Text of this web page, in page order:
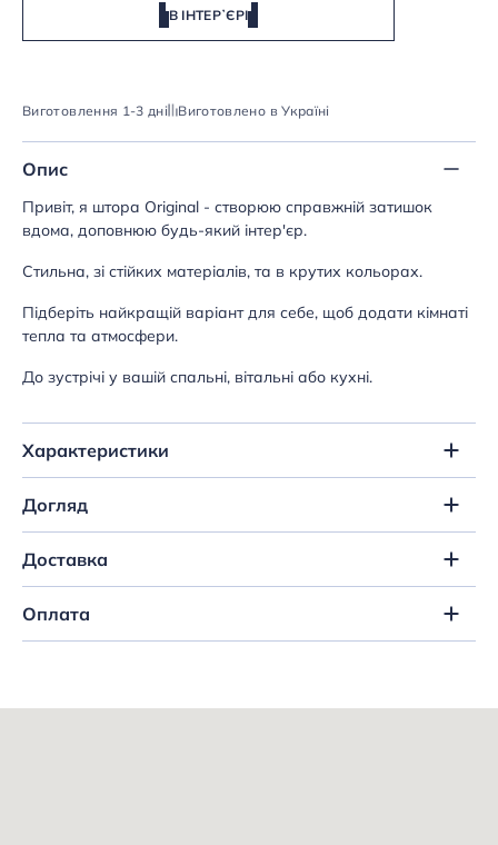
В ІНТЕРʼЄРІ
Виготовлення 1-3 дні Виготовлено в Україні
Опис
Привіт, я штора Original - створюю справжній затишок
вдома, доповнюю будь-який інтер'єр.
Стильна, зі стійких матеріалів, та в крутих кольорах.
Підберіть найкращій варіант для себе, щоб додати кімнаті
тепла та атмосфери.
До зустрічі у вашій спальні, вітальні або кухні.
Характеристики
Догляд
Доставка
Оплата